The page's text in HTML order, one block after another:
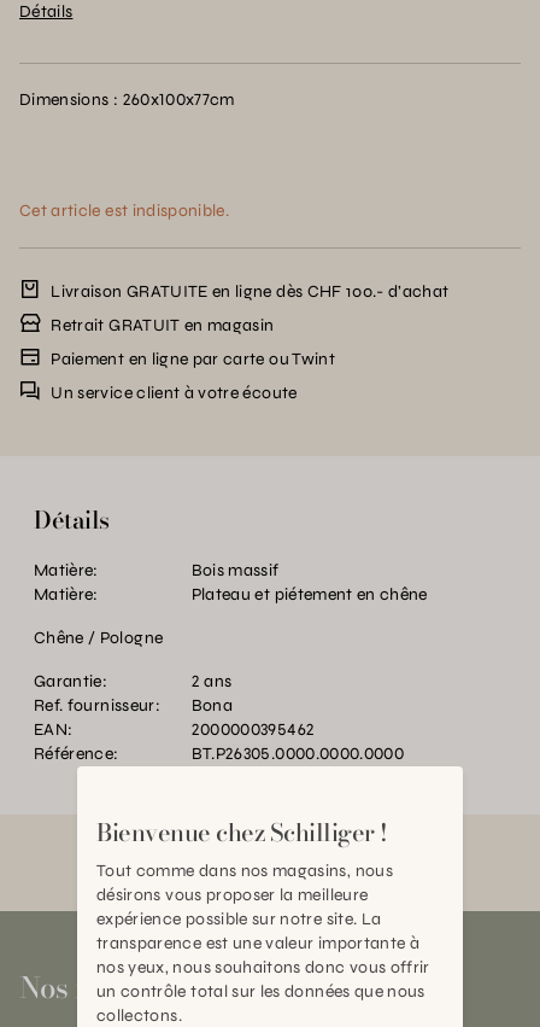
Détails
Dimensions : 260x100x77cm
Cet article est indisponible.
Livraison GRATUITE en ligne dès CHF 100.- d’achat
Retrait GRATUIT en magasin
Paiement en ligne par carte ou Twint
Un service client à votre écoute
Détails
Matière:
Bois massif
Matière:
Plateau et piétement en chêne
Chêne / Pologne
Garantie:
2 ans
Ref. fournisseur:
Bona
EAN:
2000000395462
Référence:
BT.P26305.0000.0000.0000
Nos magasins
Bienvenue chez Schilliger !
Tout comme dans nos magasins, nous
désirons vous proposer la meilleure
expérience possible sur notre site. La
transparence est une valeur importante à
nos yeux, nous souhaitons donc vous offrir
un contrôle total sur les données que nous
collectons.